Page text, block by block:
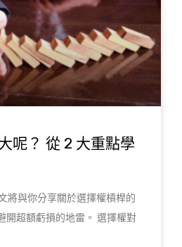
呢？ 從 2 大重點學
將與你分享關於選擇權槓桿的
開超額虧損的地雷。 選擇權對